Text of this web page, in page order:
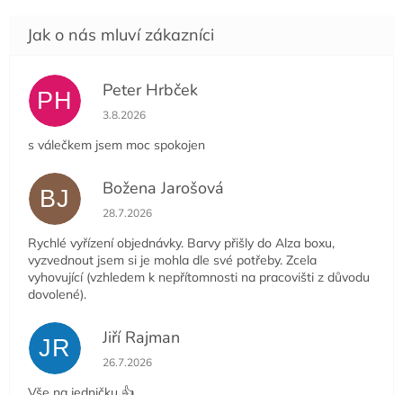
PH Peter Hrbček
Hodnocení obchodu je 5 z 5 hvězdiček.
3.8.2026
s válečkem jsem moc spokojen
BJ Božena Jarošová
Hodnocení obchodu je 5 z 5 hvězdiček.
28.7.2026
Rychlé vyřízení objednávky. Barvy přišly do Alza boxu,
vyzvednout jsem si je mohla dle své potřeby. Zcela
vyhovující (vzhledem k nepřítomnosti na pracovišti z důvodu
dovolené).
JR Jiří Rajman
Hodnocení obchodu je 5 z 5 hvězdiček.
26.7.2026